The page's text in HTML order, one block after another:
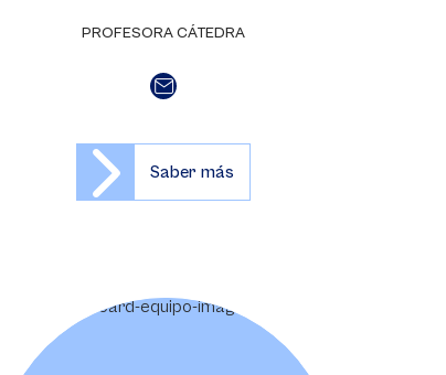
PROFESORA CÁTEDRA
Saber más